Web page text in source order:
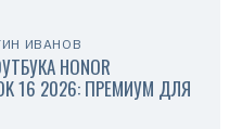
ИВАНОВ
HONOR
16 2026: ПРЕМИУМ ДЛЯ